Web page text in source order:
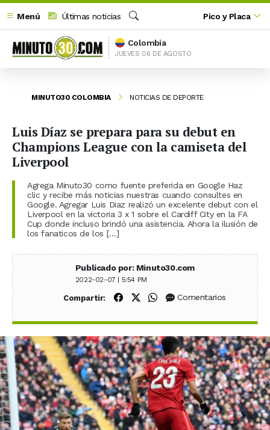
Menú
Últimas noticias
Buscar
Pico y Placa
Colombia
JUEVES 06 DE AGOSTO
MINUTO30 COLOMBIA NOTICIAS DE DEPORTE
Luis Díaz se prepara para su debut en
Champions League con la camiseta del
Liverpool
Agrega Minuto30 como fuente preferida en Google Haz
clic y recibe más noticias nuestras cuando consultes en
Google. Agregar Luis Diaz realizó un excelente debut con el
Liverpool en la victoria 3 x 1 sobre el Cardiff City en la FA
Cup donde incluso brindó una asistencia. Ahora la ilusión de
los fanaticos de los […]
Publicado por: Minuto30.com
2022-02-07 | 5:54 PM
Compartir: Compartir en Facebook
Compartir en X (Twitter)
Compartir en WhatsApp
Comentarios